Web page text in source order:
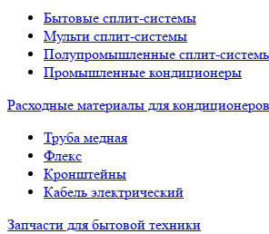
Бытовые сплит-системы
Мульти сплит-системы
Полупромышленные сплит-
Промышленные кондиционеры
Расходные материалы для кондиционеров
Труба медная
Флекс
Кронштейны
Кабель электрический
Запчасти для бытовой техники